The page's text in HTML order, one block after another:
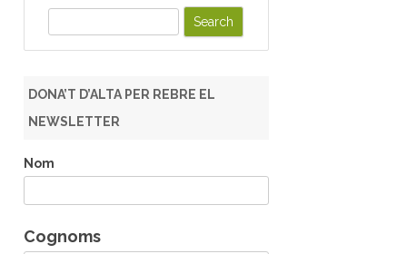
h
DONA’T D’ALTA PER REBRE EL
NEWSLETTER
Nom
Cognoms